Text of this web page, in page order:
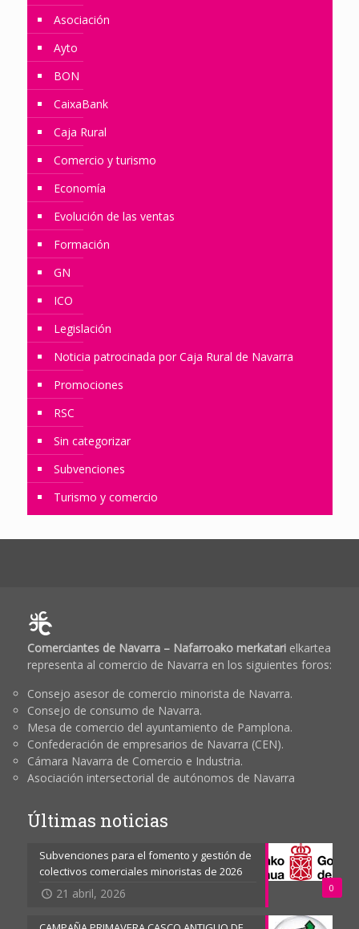
Asociación
Ayto
BON
CaixaBank
Caja Rural
Comercio y turismo
Economía
Evolución de las ventas
Formación
GN
ICO
Legislación
Noticia patrocinada por Caja Rural de Navarra
Promociones
RSC
Sin categorizar
Subvenciones
Turismo y comercio
Comerciantes de Navarra – Nafarroako merkatarielkartea
representa al comercio de Navarra en los siguientes foros:
Consejo asesor de comercio minorista de Navarra.
Consejo de consumo de Navarra.
Mesa de comercio del ayuntamiento de Pamplona.
Confederación de empresarios de Navarra (CEN).
Cámara Navarra de Comercio e Industria.
Asociación intersectorial de autónomos de Navarra
Últimas noticias
0
Subvenciones para el fomento y gestión de
colectivos comerciales minoristas de 2026
21 abril, 2026